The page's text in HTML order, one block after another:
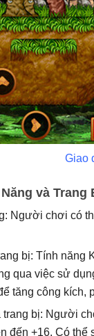
Giao
và Trang
Người chơi có
bị: Tính
qua việc sử
tăng công kích,
bị: Người
đến +16. Có thể